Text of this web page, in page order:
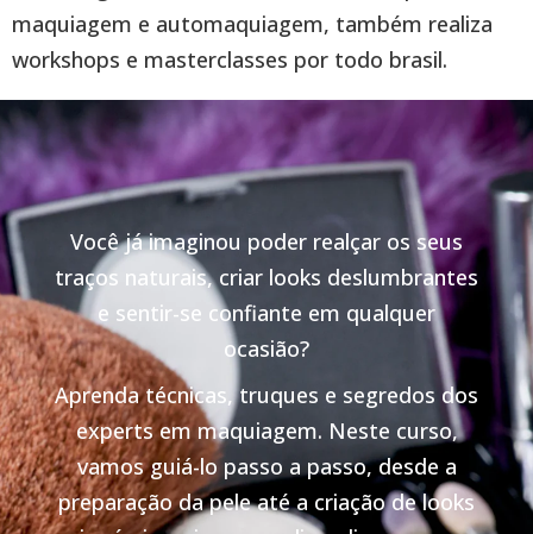
maquiagem e automaquiagem, também realiza
workshops e masterclasses por todo brasil.
Você já imaginou poder realçar os seus
traços naturais, criar looks deslumbrantes
e sentir-se confiante em qualquer
ocasião?
Aprenda técnicas, truques e segredos dos
experts em maquiagem. Neste curso,
vamos guiá-lo passo a passo, desde a
preparação da pele até a criação de looks